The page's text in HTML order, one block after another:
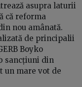
asupra laturii
că reforma
nou amânată.
de principalii
Boyko
sancțiuni din
un mare vot de